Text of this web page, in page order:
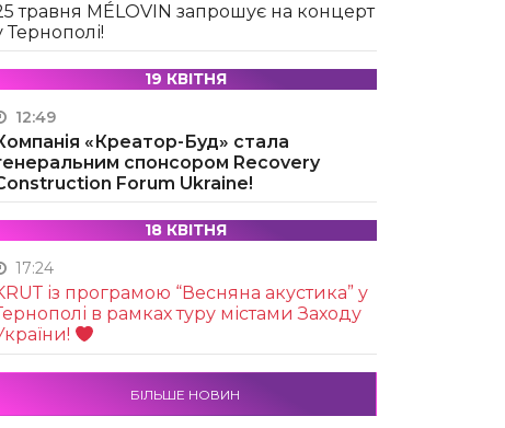
травня MÉLOVIN запрошує на концерт
Тернополі!
19 КВІТНЯ
12:49
«Креатор-Буд» стала
спонсором Recovery
Forum Ukraine!
18 КВІТНЯ
17:24
із програмою “Весняна акустика” у
в рамках туру містами Заходу
БІЛЬШЕ НОВИН